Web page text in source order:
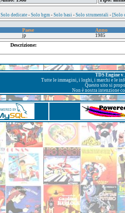
Solo dedicate - Solo bgm - Solo basi - Solo strumentali - [Solo
Paese Anno
jp 1985
Descrizione:
TDS Engine
Tutte le immagini, i loghi, i marchi e le
Questo sito si
Non è nostra intenzione